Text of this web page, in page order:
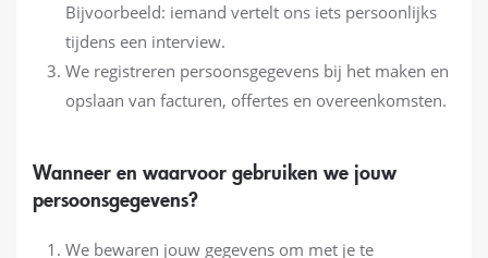
Bijvoorbeeld: iemand vertelt ons iets persoonlijks
tijdens een interview.
We registreren persoonsgegevens bij het maken en
opslaan van facturen, offertes en overeenkomsten.
Wanneer en waarvoor gebruiken we jouw
persoonsgegevens?
We bewaren jouw gegevens om met je te